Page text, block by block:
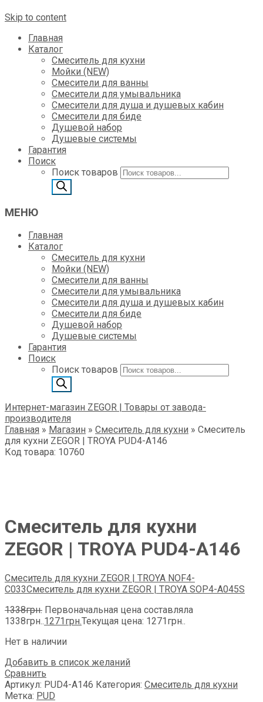
Skip to content
Главная
Каталог
Смеситель для кухни
Мойки (NEW)
Смесители для ванны
Смесители для умывальника
Смесители для душа и душевых кабин
Смесители для биде
Душевой набор
Душевые системы
Гарантия
Поиск
Поиск товаров
МЕНЮ
Главная
Каталог
Смеситель для кухни
Мойки (NEW)
Смесители для ванны
Смесители для умывальника
Смесители для душа и душевых кабин
Смесители для биде
Душевой набор
Душевые системы
Гарантия
Поиск
Поиск товаров
Интернет-магазин ZEGOR | Товары от завода-
производителя
Главная » Магазин » Смеситель для кухни » Смеситель
для кухни ZEGOR | TROYA PUD4-А146
Код товара: 10760
Смеситель для кухни
ZEGOR | TROYA PUD4-А146
Смеситель для кухни ZEGOR | TROYA NOF4-
C033Смеситель для кухни ZEGOR | TROYA SOP4-A045S
1338грн. Первоначальная цена составляла
1338грн..1271 грн.Текущая цена: 1271грн..
Нет в наличии
Добавить в список желаний
Сравнить
Артикул: PUD4-А146 Категория: Смеситель для кухни
Метка: PUD